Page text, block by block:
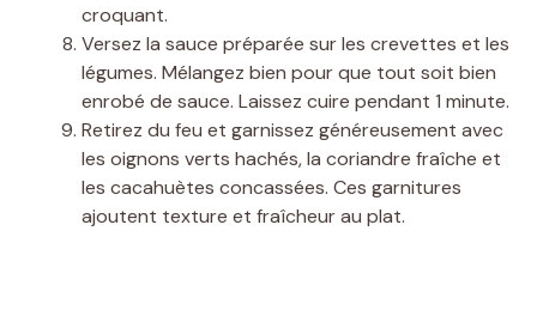
croquant.
Versez la sauce préparée sur les crevettes et les
légumes. Mélangez bien pour que tout soit bien
enrobé de sauce. Laissez cuire pendant 1 minute.
Retirez du feu et garnissez généreusement avec
les oignons verts hachés, la coriandre fraîche et
les cacahuètes concassées. Ces garnitures
ajoutent texture et fraîcheur au plat.